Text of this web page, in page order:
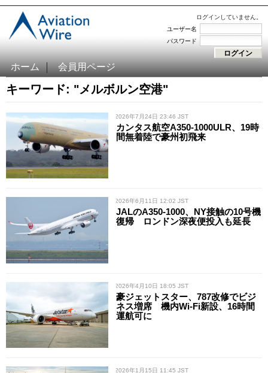
ログインしていません。
ユーザー名
パスワード
ホーム 会員用ページ
キーワード: "メルボルン空港"
/ 2026年7月24日 23:46 JST
カンタス航空A350-1000ULR、19時
間無着陸で豪州初飛来
/ 2026年6月11日 12:02 JST
JALのA350-1000、NY接触の10号機
復帰 ロンドン深夜便投入も延長
/ 2026年4月10日 18:05 JST
豪ジェットスター、787改修でビジ
ネス増席 機内Wi-Fi新設、16時間
運航可に
/ 2026年1月15日 11:45 JST